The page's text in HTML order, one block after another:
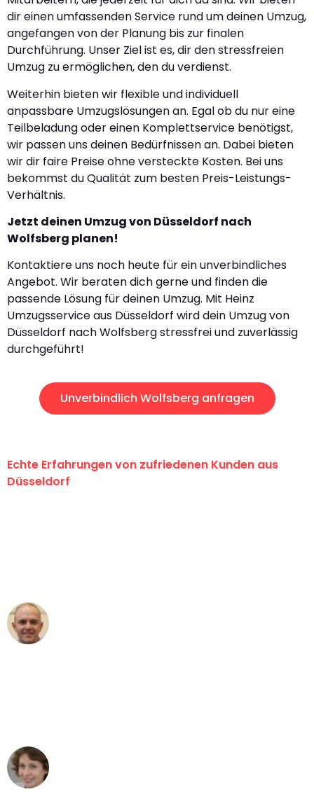
dir einen umfassenden Service rund um deinen Umzug,
angefangen von der Planung bis zur finalen
Durchführung. Unser Ziel ist es, dir den stressfreien
Umzug zu ermöglichen, den du verdienst.
Weiterhin bieten wir flexible und individuell
anpassbare Umzugslösungen an. Egal ob du nur eine
Teilbeladung oder einen Komplettservice benötigst,
wir passen uns deinen Bedürfnissen an. Dabei bieten
wir dir faire Preise ohne versteckte Kosten. Bei uns
bekommst du Qualität zum besten Preis-Leistungs-
Verhältnis.
Jetzt deinen Umzug von Düsseldorf nach
Wolfsberg planen!
Kontaktiere uns noch heute für ein unverbindliches
Angebot. Wir beraten dich gerne und finden die
passende Lösung für deinen Umzug. Mit Heinz
Umzugsservice aus Düsseldorf wird dein Umzug von
Düsseldorf nach Wolfsberg stressfrei und zuverlässig
durchgeführt!
Unverbindlich Wolfsberg anfragen
Echte Erfahrungen von zufriedenen Kunden aus
Düsseldorf